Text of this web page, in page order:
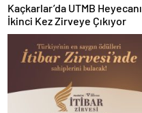
Kaçkarlar’da UTMB Heyecanı
İkinci Kez Zirveye Çıkıyor